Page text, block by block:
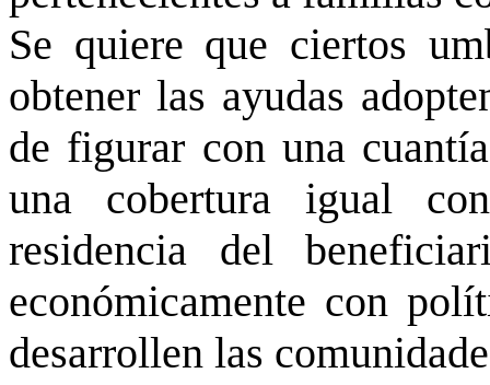
Se quiere que ciertos
obtener las ayudas
de figurar con una
una cobertura igual
residencia del
económicamente con
desarrollen las